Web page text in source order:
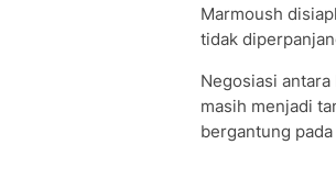
Marmoush
tidak
Negosiasi
masih menjadi
bergantung